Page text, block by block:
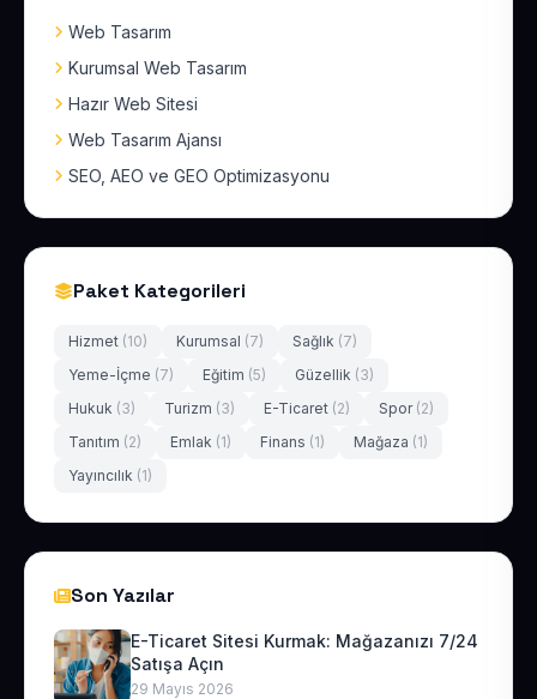
Web Tasarım
Kurumsal Web Tasarım
Hazır Web Sitesi
Web Tasarım Ajansı
SEO, AEO ve GEO Optimizasyonu
Paket Kategorileri
Hizmet (10) Kurumsal (7) Sağlık (7)
Yeme-İçme (7) Eğitim (5) Güzellik (3)
Hukuk (3) Turizm (3) E-Ticaret (2) Spor (2)
Tanıtım (2) Emlak (1) Finans (1) Mağaza (1)
Yayıncılık (1)
Son Yazılar
E-Ticaret Sitesi Kurmak: Mağazanızı 7/24
Satışa Açın
29 Mayıs 2026